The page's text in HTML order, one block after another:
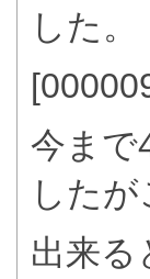
した。
今まで
した
出来る